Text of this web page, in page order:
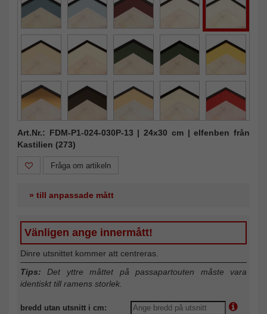
Art.Nr.: FDM-P1-024-030P-13 | 24x30 cm | elfenben från
Kastilien (273)
Fråga om artikeln
» till anpassade mått
Vänligen ange innermått!
Dinre utsnittet kommer att centreras.
Tips: Det yttre måttet på passapartouten måste vara
identiskt till ramens storlek.
bredd utan utsnitt i cm: